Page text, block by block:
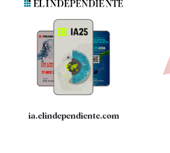
Quiénes somos
Especificaciones
ia.elindependiente.com